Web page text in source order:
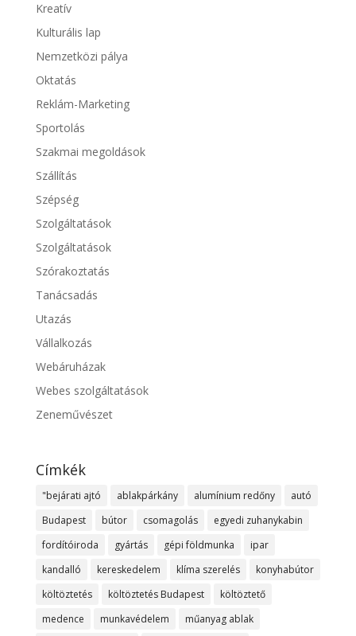
Kreatív
Kulturális lap
Nemzetközi pálya
Oktatás
Reklám-Marketing
Sportolás
Szakmai megoldások
Szállítás
Szépség
Szolgáltatások
Szolgáltatások
Szórakoztatás
Tanácsadás
Utazás
Vállalkozás
Webáruházak
Webes szolgáltatások
Zeneművészet
Címkék
"bejárati ajtó ablakpárkány alumínium redőny
autó
Budapest
bútor csomagolás
egyedi zuhanykabin
fordítóiroda
gyártás gépi földmunka
ipar
kandalló
kereskedelem klíma szerelés
konyhabútor
költöztetés
költöztetés Budapest
költöztető
medence
munkavédelem műanyag ablak